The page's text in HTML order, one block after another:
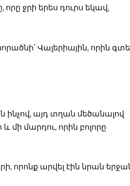
ջրի երես դուրս եկավ,
Վալերիային, որին
ինչով, այդ տղան մեծանալով
մի մարդու, որին բոլորը
որոնք արվել էին նրան